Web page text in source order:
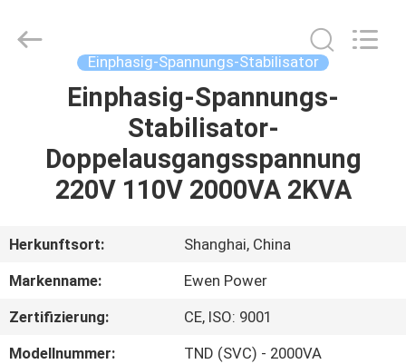
PRODUKTE
VIDEOS
UNS
2025
Ewen
Einphasig-Spannungs-Stabilisator
Einphasig-Spannungs-
Stabilisator-
Doppelausgangsspannung
220V 110V 2000VA 2KVA
Herkunftsort:
Shanghai, China
Markenname:
Ewen Power
Zertifizierung:
CE, ISO: 9001
Modellnummer:
TND (SVC) - 2000VA